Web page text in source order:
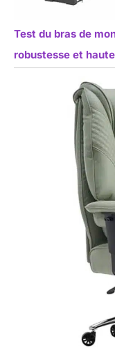
Test du bras de
robustesse et